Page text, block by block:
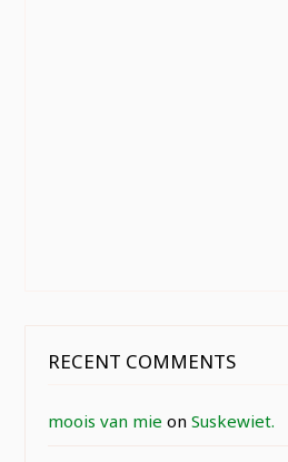
RECENT COMMENTS
moois van mie onSuskewiet.